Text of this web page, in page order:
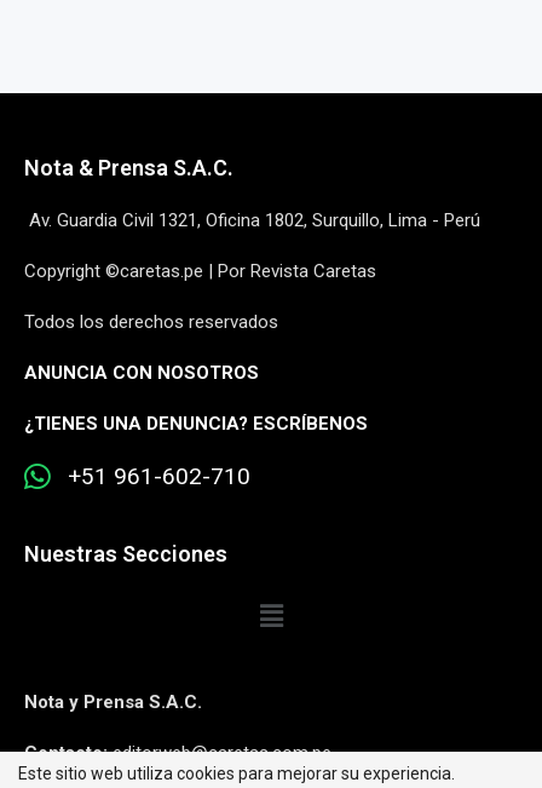
Nota & Prensa S.A.C.
Av. Guardia Civil 1321, Oficina 1802, Surquillo, Lima - Perú
Copyright ©caretas.pe | Por Revista Caretas
Todos los derechos reservados
ANUNCIA CON NOSOTROS
¿TIENES UNA DENUNCIA? ESCRÍBENOS
+51 961-602-710
Nuestras Secciones
Nota y Prensa S.A.C.
Contacto:editorweb@caretas.com.pe
Este sitio web utiliza cookies para mejorar su experiencia.